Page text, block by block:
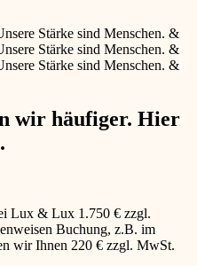
Stärke sind Menschen. &
Stärke sind Menschen. &
Stärke sind Menschen. &
wir häufiger. Hier
Lux & Lux 1.750 € zzgl.
Buchung, z.B. im
wir Ihnen 220 € zzgl. MwSt.